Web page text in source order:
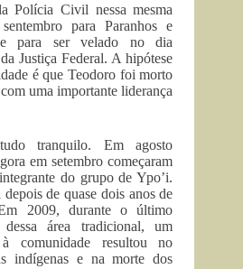
Polícia Civil nessa mesma
para Paranhos e
para ser velado no dia
Justiça Federal. A hipótese
é que Teodoro foi morto
uma importante liderança
tranquilo. Em agosto
em setembro começaram
do grupo de Ypo’i.
de quase dois anos de
2009, durante o último
área tradicional, um
comunidade resultou no
indígenas e na morte dos